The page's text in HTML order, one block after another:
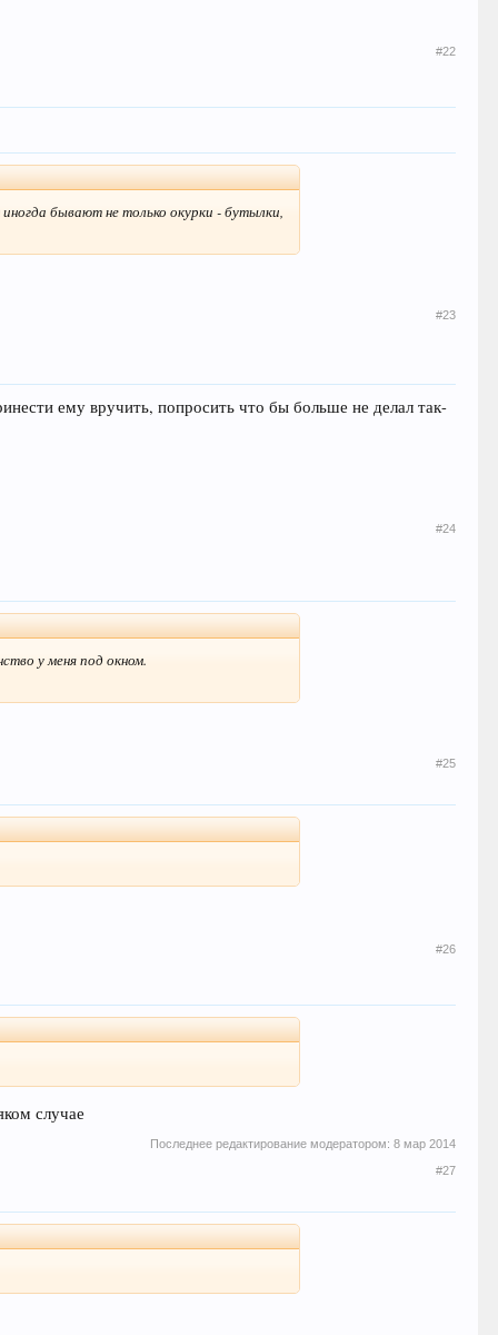
#22
бывают не только окурки - бутылки,
#23
ему вручить, попросить что бы больше не делал так-
#24
у меня под окном.
#25
#26
случае
Последнее редактирование модератором: 8 мар 2014
#27